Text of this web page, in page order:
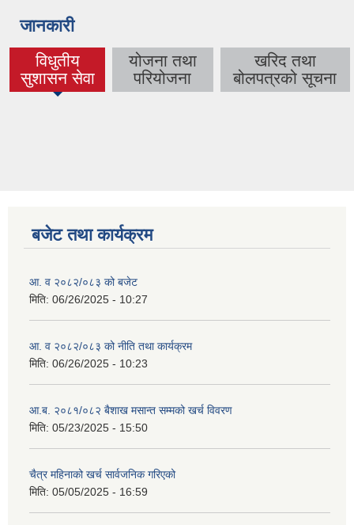
जानकारी
विधुतीय
सुशासन सेवा
(active tab)
योजना तथा
परियोजना
खरिद तथा
बोलपत्रको सूचना
बजेट तथा कार्यक्रम
आ. व २०८२/०८३ को बजेट
मिति: 06/26/2025 - 10:27
आ. व २०८२/०८३ को नीति तथा कार्यक्रम
मिति: 06/26/2025 - 10:23
आ.ब. २०८१/०८२ बैशाख मसान्त सम्मको खर्च विवरण
मिति: 05/23/2025 - 15:50
चैत्र महिनाको खर्च सार्वजनिक गरिएको
मिति: 05/05/2025 - 16:59